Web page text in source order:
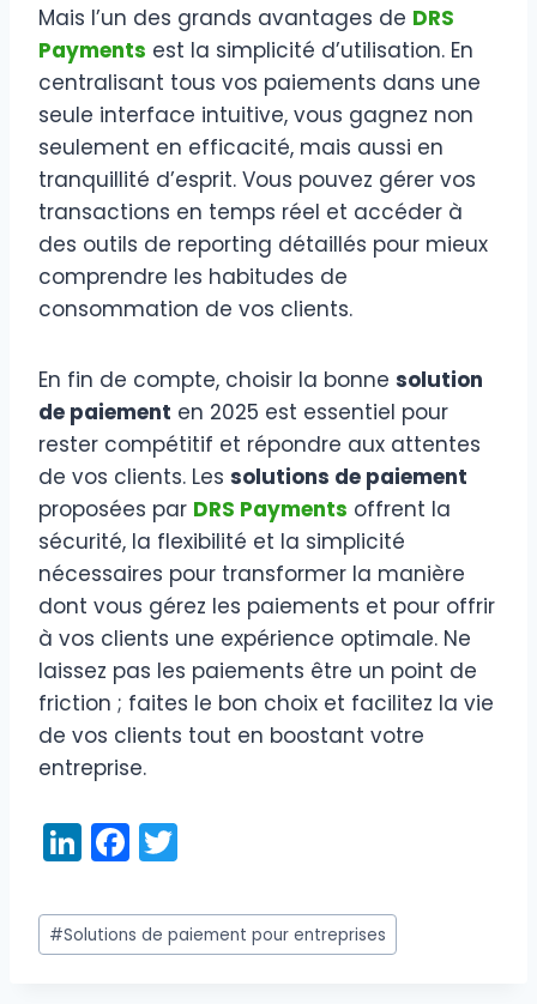
Mais l’un des grands avantages de DRS
Payments est la simplicité d’utilisation. En
centralisant tous vos paiements dans une
seule interface intuitive, vous gagnez non
seulement en efficacité, mais aussi en
tranquillité d’esprit. Vous pouvez gérer vos
transactions en temps réel et accéder à
des outils de reporting détaillés pour mieux
comprendre les habitudes de
consommation de vos clients.
En fin de compte, choisir la bonne solution
de paiement en 2025 est essentiel pour
rester compétitif et répondre aux attentes
de vos clients. Les solutions de paiement
proposées par DRS Payments offrent la
sécurité, la flexibilité et la simplicité
nécessaires pour transformer la manière
dont vous gérez les paiements et pour offrir
à vos clients une expérience optimale. Ne
laissez pas les paiements être un point de
friction ; faites le bon choix et facilitez la vie
de vos clients tout en boostant votre
entreprise.
Li
n
k
e
F
a
c
e
itt
er
Étiquettes
de
#Solutions de paiement pour entreprises